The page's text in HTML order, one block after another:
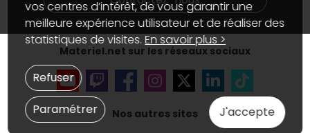
Accessibilité : non conforme
Materiel.net sur les réseaux sociaux
Nos autres sites
vos centres d’intérêt, de vous garantir une
meilleure expérience utilisateur et de réaliser des
statistiques de visites.En savoir plus >
J'accepte
Paramétrer
Refuser